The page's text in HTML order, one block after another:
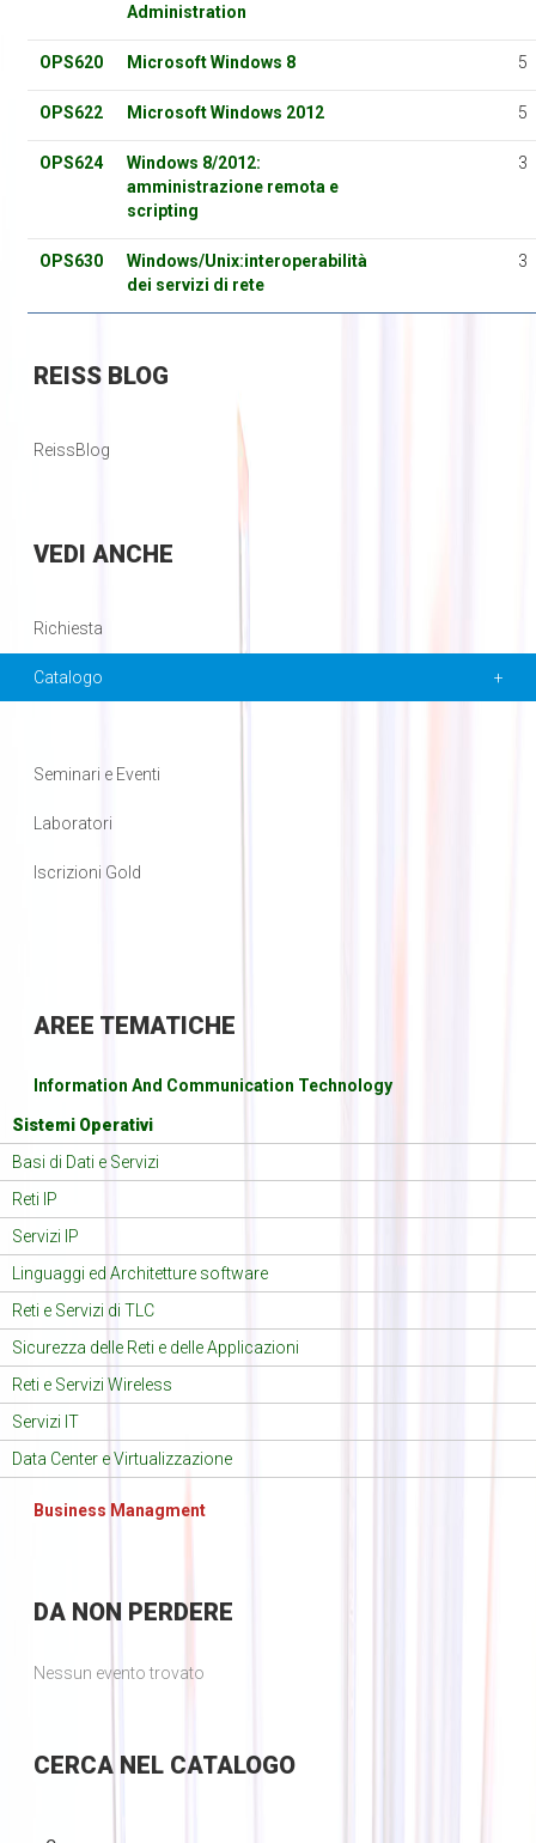
Administration
OPS620 Microsoft Windows 8 5
OPS622 Microsoft Windows 2012 5
OPS624
Windows 8/2012:
amministrazione remota e
scripting
3
OPS630
Windows/Unix:interoperabilità
dei servizi di rete
3
REISSBLOG
ReissBlog
VEDI ANCHE
Richiesta
Catalogo
Seminari e Eventi
Laboratori
Iscrizioni Gold
AREE TEMATICHE
Information And Communication Technology
Sistemi Operativi
Basi di Dati e Servizi
Reti IP
Servizi IP
Linguaggi ed Architetture software
Reti e Servizi di TLC
Sicurezza delle Reti e delle Applicazioni
Reti e Servizi Wireless
Servizi IT
Data Center e Virtualizzazione
Business Managment
DANON PERDERE
Nessun evento trovato
CERCANEL CATALOGO